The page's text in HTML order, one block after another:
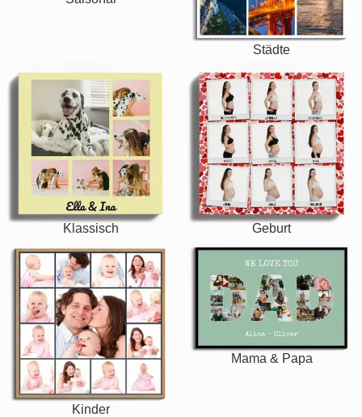
Städte
Klassisch Geburt
Kinder
Mama & Papa